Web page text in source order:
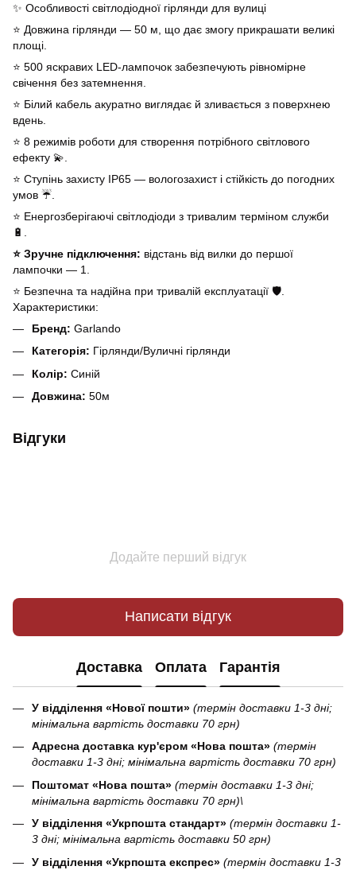
✨ Особливості світлодіодної гірлянди для вулиці
⭐ Довжина гірлянди — 50 м, що дає змогу прикрашати великі
площі.
⭐ 500 яскравих LED-лампочок забезпечують рівномірне
свічення без затемнення.
⭐ Білий кабель акуратно виглядає й зливається з поверхнею
вдень.
⭐ 8 режимів роботи для створення потрібного світлового
ефекту 💫.
⭐ Ступінь захисту IP65 — вологозахист і стійкість до погодних
умов ☔.
⭐ Енергозберігаючі світлодіоди з тривалим терміном служби
🔋.
⭐ Зручне підключення: відстань від вилки до першої
лампочки — 1.
⭐ Безпечна та надійна при тривалій експлуатації 🛡️.
Характеристики:
Бренд: Garlando
Категорія: Гірлянди/Вуличні гірлянди
Колір: Синій
Довжина: 50м
Відгуки
Додайте перший відгук
Написати відгук
Доставка Оплата Гарантія
У відділення «Нової пошти» (термін доставки 1-3 дні;
мінімальна вартість доставки 70 грн)
Адресна доставка кур'єром «Нова пошта» (термін
доставки 1-3 дні; мінімальна вартість доставки 70 грн)
Поштомат «Нова пошта» (термін доставки 1-3 дні;
мінімальна вартість доставки 70 грн)\
У відділення «Укрпошта стандарт» (термін доставки 1-
3 дні; мінімальна вартість доставки 50 грн)
У відділення «Укрпошта експрес» (термін доставки 1-3